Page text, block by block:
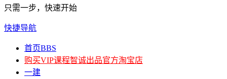
只需一步，快速开始
快捷导航
首页BBS
购买VIP课程智诚出品官方淘宝店
一建